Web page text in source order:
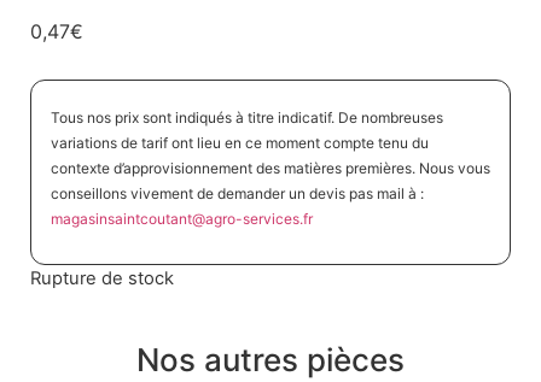
0,47€
Tous nos prix sont indiqués à titre indicatif. De nombreuses
variations de tarif ont lieu en ce moment compte tenu du
contexte d’approvisionnement des matières premières. Nous vous
conseillons vivement de demander un devis pas mail à :
magasinsaintcoutant@agro-services.fr
Rupture de stock
Nos autres pièces